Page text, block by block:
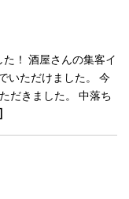
！ 酒屋さんの集客イ
いただけました。 今
だきました。 中落ち